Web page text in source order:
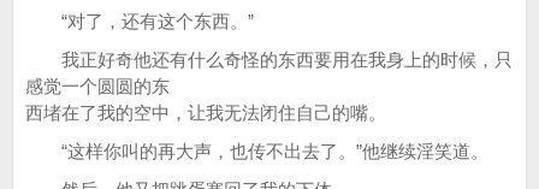
“对了，还有这个东西。”
我正好奇他还有什么奇怪的东西要用在我身上的时候，只
感觉一个圆圆的东
西堵在了我的空中，让我无法闭住自己的嘴。
“这样你叫的再大声，也传不出去了。”他继续淫笑道。